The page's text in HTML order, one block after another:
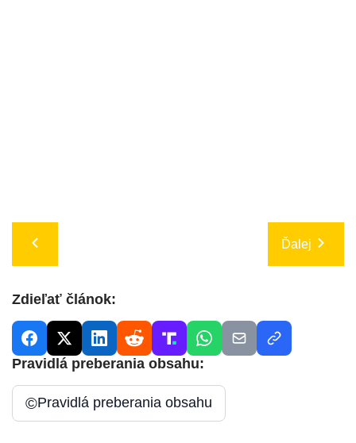
Ďalej
Zdieľať článok:
Pravidlá preberania obsahu:
©Pravidlá preberania obsahu